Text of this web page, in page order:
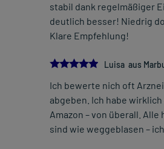
stabil dank regelmäßiger
deutlich besser! Niedrig
Klare Empfehlung!
5.0
Luisa aus
Ich bewerte nich oft
abgeben. Ich habe
Amazon – von überall.
sind wie weggeblasen –